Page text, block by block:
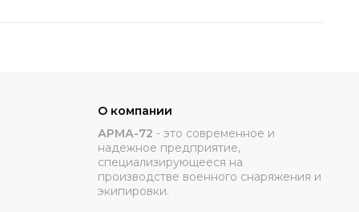
О компании
АРМА-72 - это современное и
надежное предприятие,
специализирующееся на
производстве военного снаряжения и
экипировки.